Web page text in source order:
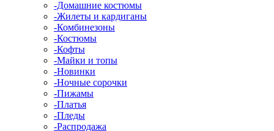
-Домашние костюмы
-Жилеты и кардиганы
-Комбинезоны
-Костюмы
-Кофты
-Майки и топы
-Новинки
-Ночные сорочки
-Пижамы
-Платья
-Пледы
-Распродажа